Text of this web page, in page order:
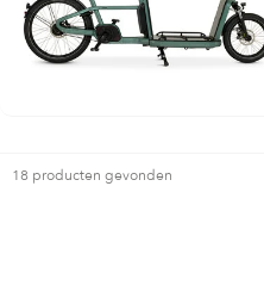
18 producten gevonden